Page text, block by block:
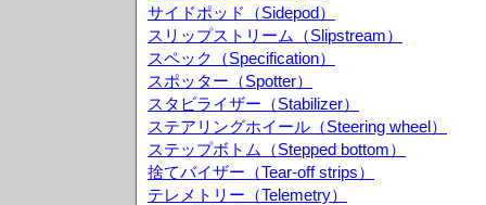
サイドポッド（Sidepod）
スリップストリーム（Slipstream）
スペック（Specification）
スポッター（Spotter）
スタビライザー（Stabilizer）
ステアリングホイール（Steering wheel）
ステップボトム（Stepped bottom）
捨てバイザー（Tear-off strips）
テレメトリー（Telemetry）